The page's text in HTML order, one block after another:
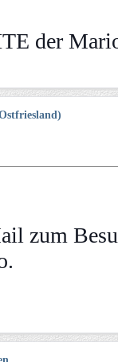
der
zum